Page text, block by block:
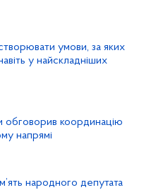
умови, за яких
у найскладніших
обговорив координацію
напрямі
народного депутата